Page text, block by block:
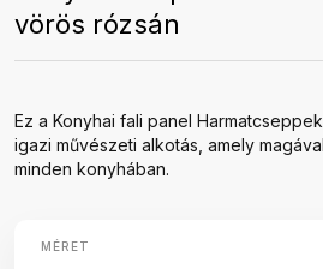
vörös rózsán
Ez a Konyhai fali panel
igazi művészeti alkotás, amely
minden konyhában.
MÉRET